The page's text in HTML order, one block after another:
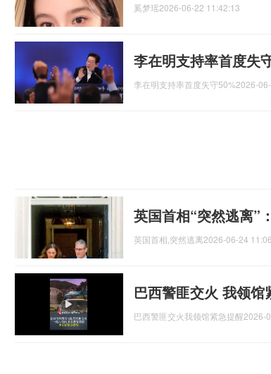
奚梦瑶2026-06-22 11:42:13
李在明支持率首度失
李在明支持率首度失守50%2026-
英国首相“突然逃离”
英国首相,突然逃离2026-06-24
巴西警匪交火 我领馆
巴西警匪交火我领馆紧急提醒2026-